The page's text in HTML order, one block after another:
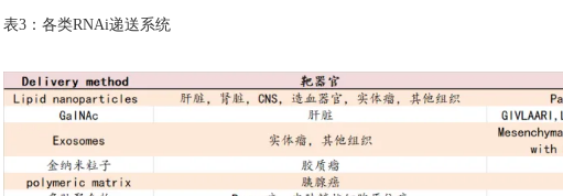
表3：各类RNAi递送系统